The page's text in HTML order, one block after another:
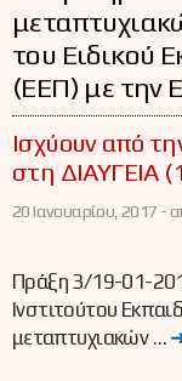
του Ειδικού
(ΕΕΠ) με την
Ισχύουν από
στη ΔΙΑΥΓΕΙΑ
20 Ιανουαρίου, 2017 -
Πράξη 3/19-01-
Ινστιτούτου
μεταπτυχιακών …